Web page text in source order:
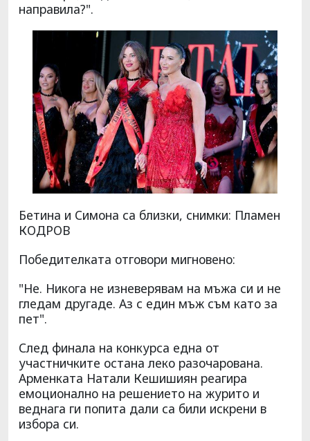
направила?".
Бетина и Симона са близки, снимки: Пламен
КОДРОВ
Победителката отговори мигновено:
"Не. Никога не изневерявам на мъжа си и не
гледам другаде. Аз с един мъж съм като за
пет".
След финала на конкурса една от
участничките остана леко разочарована.
Арменката Натали Кешишиян реагира
емоционално на решението на журито и
веднага ги попита дали са били искрени в
избора си.